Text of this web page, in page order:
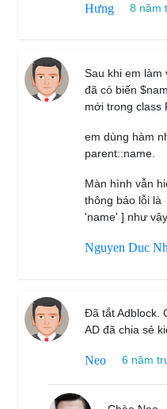
Hưng 8 năm
Sau khi em làm
đã có biến
mới trong class
em dùng hàm
parent::name.
Màn hình vẫn
thông báo lỗi là
'name' ] như
Nguyen Duc
Đã tắt Adblock.
AD đã chia sẻ
Neo 6 năm